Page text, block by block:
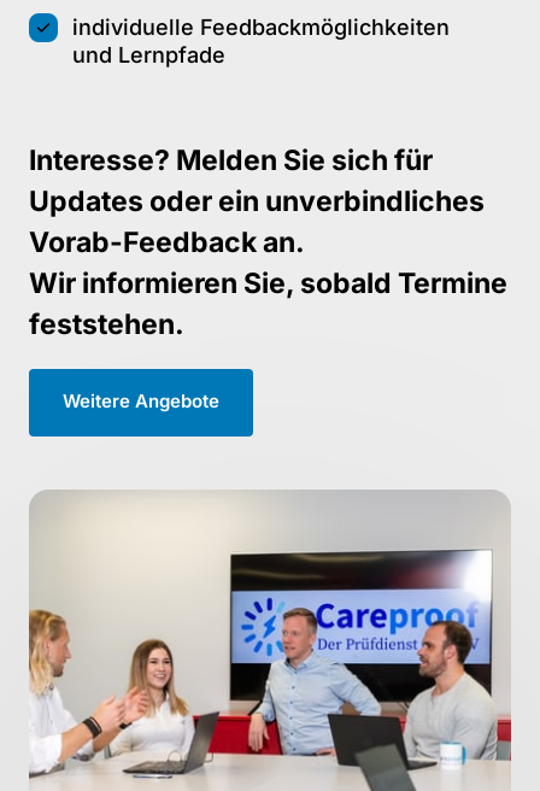
individuelle Feedbackmöglichkeiten
und Lernpfade
Interesse? Melden Sie sich für
Updates oder ein unverbindliches
Vorab-Feedback an.
Wir informieren Sie, sobald Termine
feststehen.
Weitere Angebote